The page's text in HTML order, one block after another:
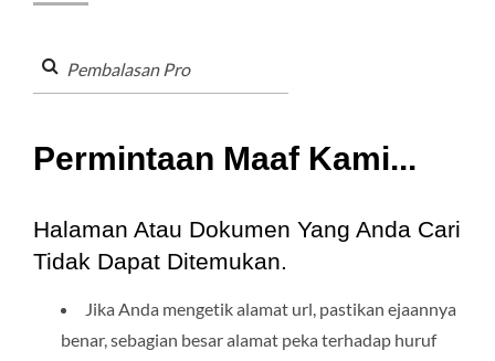
Permintaan Maaf Kami...
Halaman Atau Dokumen Yang Anda Cari
Tidak Dapat Ditemukan.
Jika Anda mengetik alamat url, pastikan ejaannya
benar, sebagian besar alamat peka terhadap huruf